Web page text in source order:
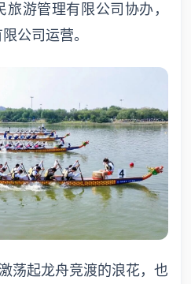
游管理有限公司协办，
公司运营。
荡起龙舟竞渡的浪花，也